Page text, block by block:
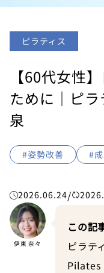
ピラティス
【60代女性
ために｜ピ
泉
#姿勢改善 #
2026.06.24/
伊東 奈々
この記
ピラテ
Pilates